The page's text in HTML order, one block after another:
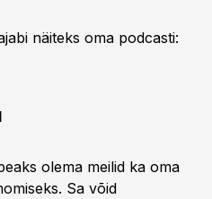
näiteks oma podcasti:
olema meilid ka oma
Sa võid